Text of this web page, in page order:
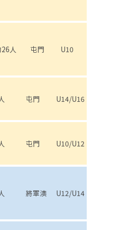
人 屯門 U10
屯門 U14/U16
屯門 U10/U12
將軍澳 U12/U14